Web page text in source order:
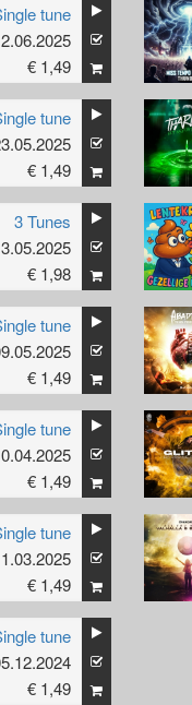
tune
€ 1,49
tune
€ 1,49
3 Tunes
€ 1,98
tune
€ 1,49
tune
€ 1,49
tune
€ 1,49
tune
€ 1,49